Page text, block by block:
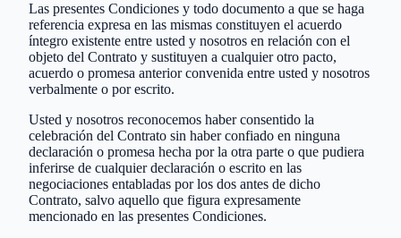
Las presentes Condiciones y todo documento a que se haga
referencia expresa en las mismas constituyen el acuerdo
íntegro existente entre usted y nosotros en relación con el
objeto del Contrato y sustituyen a cualquier otro pacto,
acuerdo o promesa anterior convenida entre usted y nosotros
verbalmente o por escrito.
Usted y nosotros reconocemos haber consentido la
celebración del Contrato sin haber confiado en ninguna
declaración o promesa hecha por la otra parte o que pudiera
inferirse de cualquier declaración o escrito en las
negociaciones entabladas por los dos antes de dicho
Contrato, salvo aquello que figura expresamente
mencionado en las presentes Condiciones.